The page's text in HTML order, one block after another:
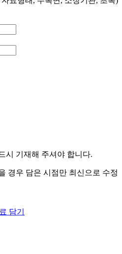
시 기재해 주셔야 합니다.
경우 담은 시점만 최신으로 수정
담기